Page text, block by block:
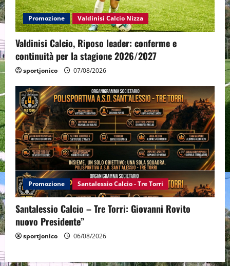
Promozione Valdinisi Calcio Nizza
Valdinisi Calcio, Riposo leader: conferme e
continuità per la stagione 2026/2027
sportjonico 07/08/2026
Promozione Santalessio Calcio - Tre Torri
Santalessio Calcio – Tre Torri: Giovanni Rovito
nuovo Presidente”
sportjonico 06/08/2026